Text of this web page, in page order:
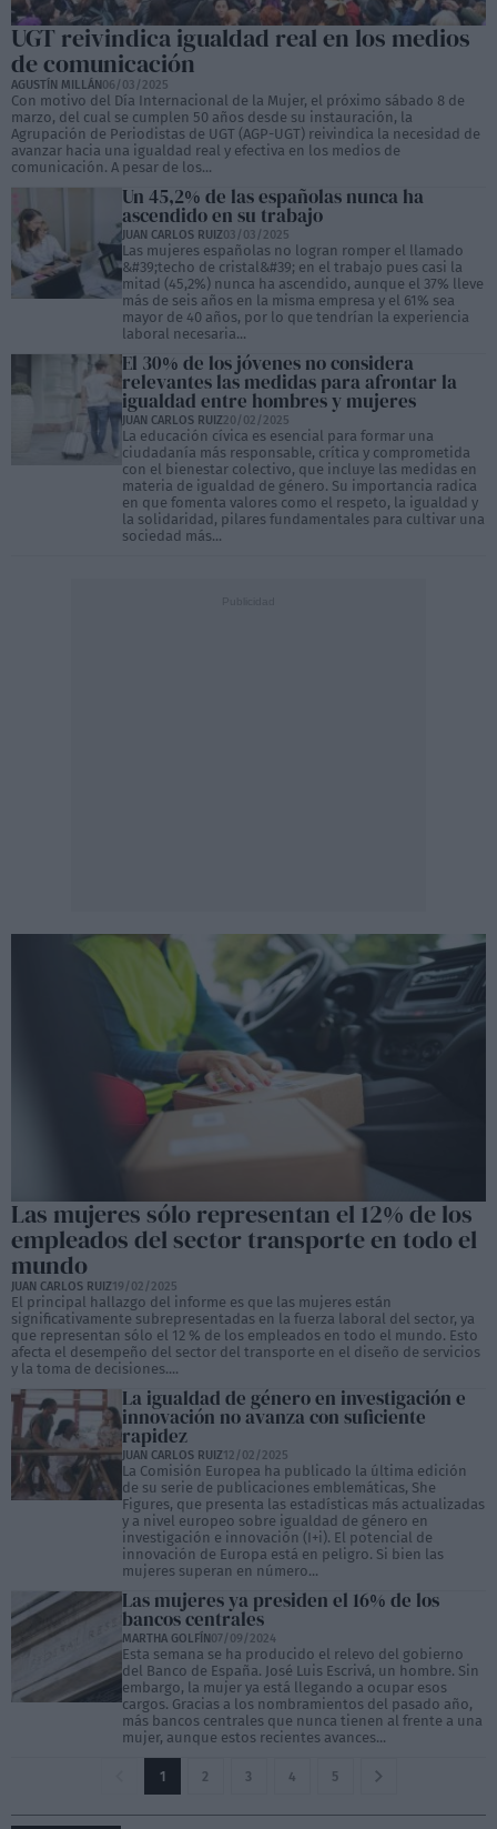
UGT reivindica igualdad real en los medios
de comunicación
AGUSTÍN MILLÁN06/03/2025
Con motivo del Día Internacional de la Mujer, el próximo sábado 8 de
marzo, del cual se cumplen 50 años desde su instauración, la
Agrupación de Periodistas de UGT (AGP-UGT) reivindica la necesidad de
avanzar hacia una igualdad real y efectiva en los medios de
comunicación. A pesar de los...
Un 45,2% de las españolas nunca ha
ascendido en su trabajo
JUAN CARLOS RUIZ03/03/2025
Las mujeres españolas no logran romper el llamado
&#39;techo de cristal&#39; en el trabajo pues casi la
mitad (45,2%) nunca ha ascendido, aunque el 37% lleve
más de seis años en la misma empresa y el 61% sea
mayor de 40 años, por lo que tendrían la experiencia
laboral necesaria...
El 30% de los jóvenes no considera
relevantes las medidas para afrontar la
igualdad entre hombres y mujeres
JUAN CARLOS RUIZ20/02/2025
La educación cívica es esencial para formar una
ciudadanía más responsable, crítica y comprometida
con el bienestar colectivo, que incluye las medidas en
materia de igualdad de género. Su importancia radica
en que fomenta valores como el respeto, la igualdad y
la solidaridad, pilares fundamentales para cultivar una
sociedad más...
Las mujeres sólo representan el 12% de los
empleados del sector transporte en todo el
mundo
JUAN CARLOS RUIZ19/02/2025
El principal hallazgo del informe es que las mujeres están
significativamente subrepresentadas en la fuerza laboral del sector, ya
que representan sólo el 12 % de los empleados en todo el mundo. Esto
afecta el desempeño del sector del transporte en el diseño de servicios
y la toma de decisiones....
La igualdad de género en investigación e
innovación no avanza con suficiente
rapidez
JUAN CARLOS RUIZ12/02/2025
La Comisión Europea ha publicado la última edición
de su serie de publicaciones emblemáticas, She
Figures, que presenta las estadísticas más actualizadas
y a nivel europeo sobre igualdad de género en
investigación e innovación (I+i). El potencial de
innovación de Europa está en peligro. Si bien las
mujeres superan en número...
Las mujeres ya presiden el 16% de los
bancos centrales
MARTHA GOLFÍN07/09/2024
Esta semana se ha producido el relevo del gobierno
del Banco de España. José Luis Escrivá, un hombre. Sin
embargo, la mujer ya está llegando a ocupar esos
cargos. Gracias a los nombramientos del pasado año,
más bancos centrales que nunca tienen al frente a una
mujer, aunque estos recientes avances...
1 2 3 4 5